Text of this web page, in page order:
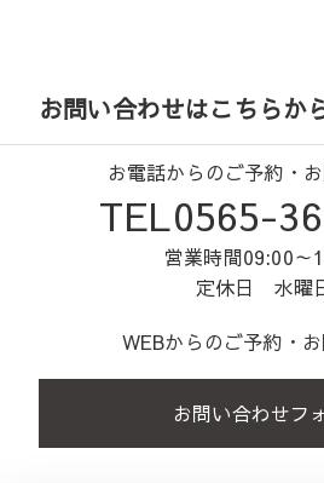
お問い合わせはこちらか
お電話からのご予約・
TEL0565-
営業時間09:00～
定休日 水曜
WEBからのご予約・
お問い合わせフ